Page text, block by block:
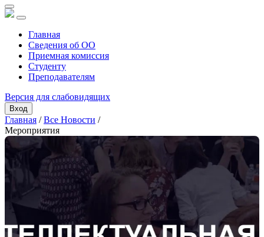
Главная
Сведения об ОО
Приемная комиссия
Студенту
Преподавателям
Версия для слабовидящих
Вход
Главная /Все Новости /
Мероприятия